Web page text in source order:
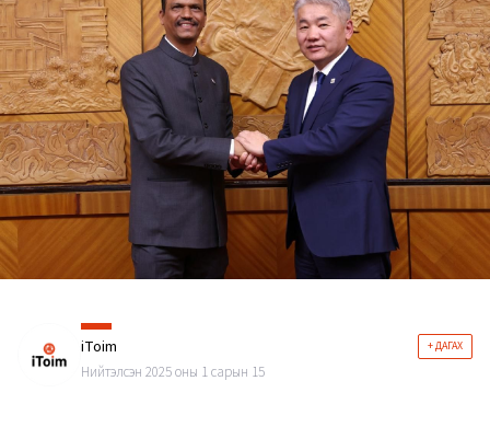
iToim + ДАГАХ
Нийтэлсэн 2025 оны 1 сарын 15